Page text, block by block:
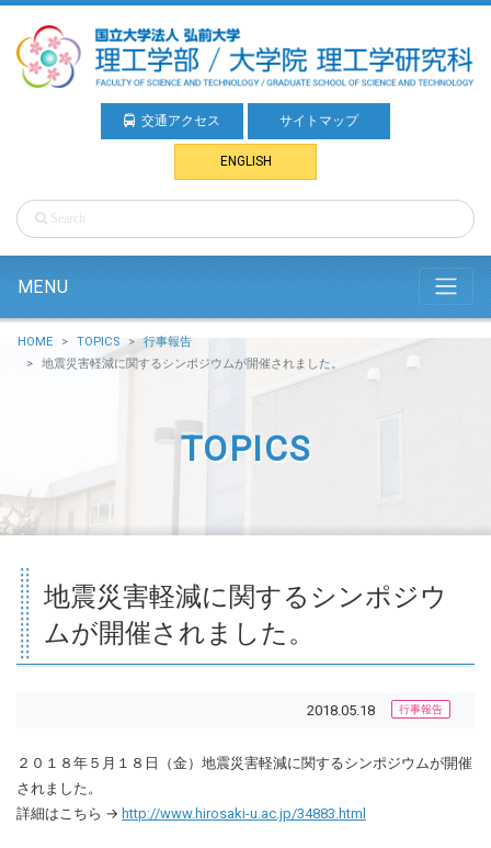
交通アクセス サイトマップ
ENGLISH
MENU
HOME TOPICS
行事報告
地震災害軽減に関するシンポジウムが開催されました。
TOPICS
地震災害軽減に関するシンポジウ
ムが開催されました。
2018.05.18 行事報告
２０１８年５月１８日（金）地震災害軽減に関するシンポジウムが開催
されました。
詳細はこちら → http://www.hirosaki-u.ac.jp/34883.html